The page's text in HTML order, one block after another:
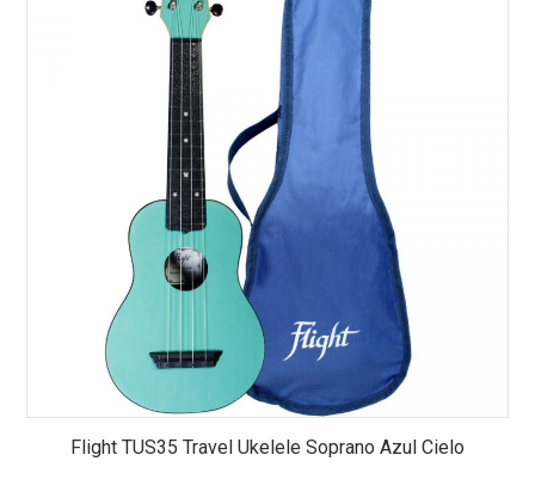
Flight TUS35 Travel Ukelele Soprano Azul Cielo